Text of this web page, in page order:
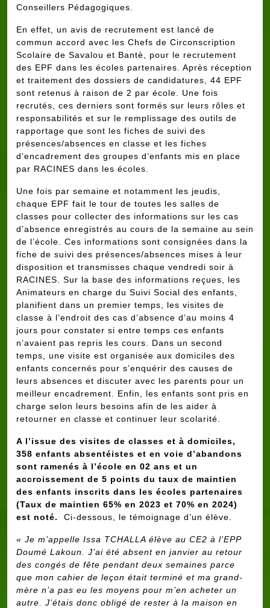
Conseillers Pédagogiques.
En effet, un avis de recrutement est lancé de
commun accord avec les Chefs de Circonscription
Scolaire de Savalou et Bantè, pour le recrutement
des EPF dans les écoles partenaires. Après réception
et traitement des dossiers de candidatures, 44 EPF
sont retenus à raison de 2 par école. Une fois
recrutés, ces derniers sont formés sur leurs rôles et
responsabilités et sur le remplissage des outils de
rapportage que sont les fiches de suivi des
présences/absences en classe et les fiches
d’encadrement des groupes d’enfants mis en place
par RACINES dans les écoles.
Une fois par semaine et notamment les jeudis,
chaque EPF fait le tour de toutes les salles de
classes pour collecter des informations sur les cas
d’absence enregistrés au cours de la semaine au sein
de l’école. Ces informations sont consignées dans la
fiche de suivi des présences/absences mises à leur
disposition et transmisses chaque vendredi soir à
RACINES. Sur la base des informations reçues, les
Animateurs en charge du Suivi Social des enfants,
planifient dans un premier temps, les visites de
classe à l’endroit des cas d’absence d’au moins 4
jours pour constater si entre temps ces enfants
n’avaient pas repris les cours. Dans un second
temps, une visite est organisée aux domiciles des
enfants concernés pour s’enquérir des causes de
leurs absences et discuter avec les parents pour un
meilleur encadrement. Enfin, les enfants sont pris en
charge selon leurs besoins afin de les aider à
retourner en classe et continuer leur scolarité.
A l’issue des visites de classes et à domiciles,
358 enfants absentéistes et en voie d’abandons
sont ramenés à l’école en 02 ans et un
accroissement de 5 points du taux de maintien
des enfants inscrits dans les écoles partenaires
(Taux de maintien 65% en 2023 et 70% en 2024)
est noté. Ci-dessous, le témoignage d’un élève.
« Je m’appelle Issa TCHALLA élève au CE2 à l’EPP
Doumé Lakoun. J’ai été absent en janvier au retour
des congés de fête pendant deux semaines parce
que mon cahier de leçon était terminé et ma grand-
mère n’a pas eu les moyens pour m’en acheter un
autre. J’étais donc obligé de rester à la maison en